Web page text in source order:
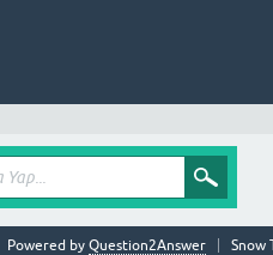
Snow
Powered by Question2Answer